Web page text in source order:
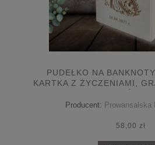
PUDEŁKO NA
KARTKA Z ŻYCZENIAMI,
Producent: Prowansalska
58,00 zł